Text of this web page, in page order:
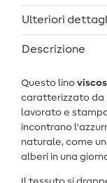
Ulteriori
Descrizione
Questo lino
caratterizzato da
lavorato e
incontrano
naturale, come
alberi in una